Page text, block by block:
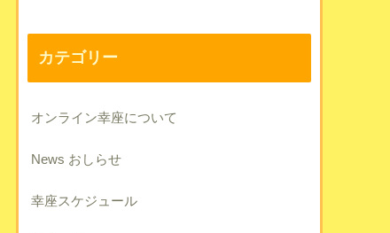
カテゴリー
オンライン幸座について
News おしらせ
幸座スケジュール